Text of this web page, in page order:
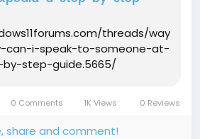
threads/ways-
can-i-speak-to-someone-at-
step-guide.5665/
0 Comments 1K Views 0 Reviews
share and comment!